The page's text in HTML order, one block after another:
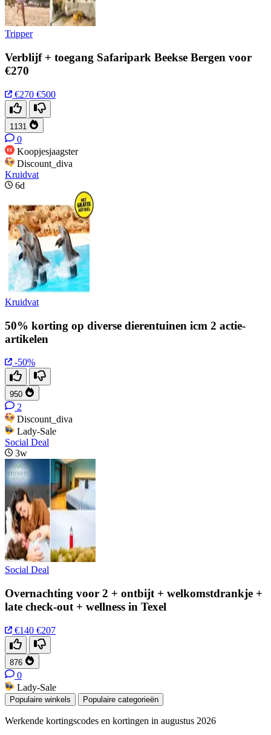
Tripper
Verblijf + toegang Safaripark Beekse Bergen voor
€270
€270 €500
1131
0
Koopjesjaagster
Discount_diva
Kruidvat
6d
Kruidvat
50% korting op diverse dierentuinen icm 2 actie-
artikelen
-50%
950
2
Discount_diva
Lady-Sale
Social Deal
3w
Social Deal
Overnachting voor 2 + ontbijt + welkomstdrankje +
late check-out + wellness in Texel
€140 €207
876
0
Lady-Sale
Populaire winkels Populaire categorieën
Werkende kortingscodes en kortingen in augustus 2026